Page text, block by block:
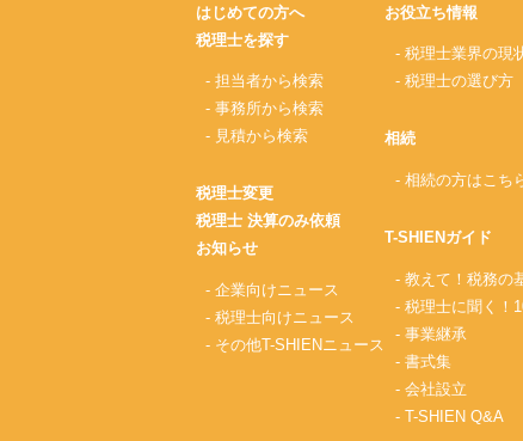
はじめての方へ
税理士を探す
- 担当者から検索
- 事務所から検索
- 見積から検索
税理士変更
税理士 決算のみ依頼
お知らせ
- 企業向けニュース
- 税理士向けニュース
- その他T-SHIENニュース
お役立ち情報
- 税理士業界の現
- 税理士の選び方
相続
- 相続の方はこち
T-SHIENガイド
- 教えて！税務の
- 税理士に聞く！
- 事業継承
- 書式集
- 会社設立
- T-SHIEN Q&A